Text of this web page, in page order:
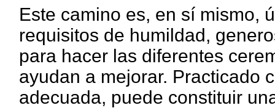
Este camino es, en sí mismo,
requisitos de humildad,
para hacer las diferentes
ayudan a mejorar. Practicado
adecuada, puede constituir